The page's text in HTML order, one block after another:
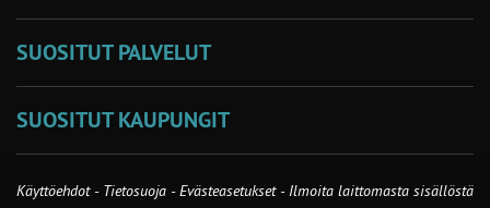
SUOSITUT PALVELUT
SUOSITUT KAUPUNGIT
Käyttöehdot - Tietosuoja -Evästeasetukset- Ilmoita laittomasta sisällöstä